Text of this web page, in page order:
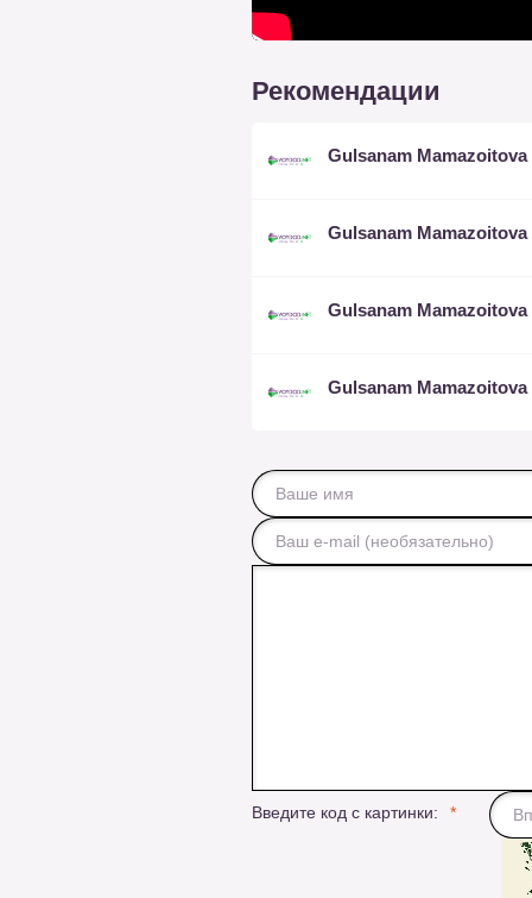
Рекомендации
Gulsanam Mamazoitova
Gulsanam Mamazoitova
Gulsanam Mamazoitova
Gulsanam Mamazoitova
Введите код с картинки: